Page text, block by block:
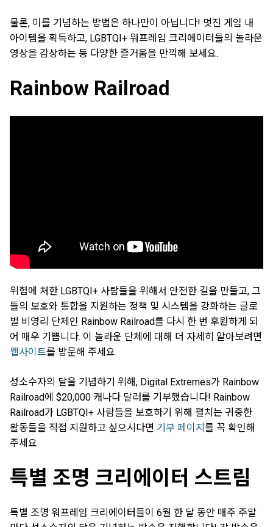
물론, 이를 기념하는 방법은 하나만이 아닙니다! 멋진 게임 내
아이템을 획득하고, LGBTQI+ 워프레임 크리에이터들의 놀라운
영상을 감상하는 등 다양한 즐거움을 만끽해 보세요.
Rainbow Railroad
위험에 처한 LGBTQI+ 사람들을 위해서 안전한 길을 만들고, 그
들의 보호와 통합을 지원하는 정책 및 시스템을 강화하는 글로
벌 비영리 단체인 Rainbow Railroad를 다시 한 번 후원하게 되
어 매우 기쁩니다. 이 놀라운 단체에 대해 더 자세히 알아보려면
웹사이트를 방문해 주세요.
성소수자의 달을 기념하기 위해, Digital Extremes가 Rainbow
Railroad에 $20,000 캐나다 달러를 기부했습니다! Rainbow
Railroad가 LGBTQI+ 사람들을 보호하기 위해 펼치는 귀중한
활동들을 직접 지원하고 싶으시다면 기부 페이지 를 꼭 확인해
주세요.
특별 조명 크리에이터 스트림
특별 조명 워프레임 크리에이터들이 6월 한 달 동안 매주 주말